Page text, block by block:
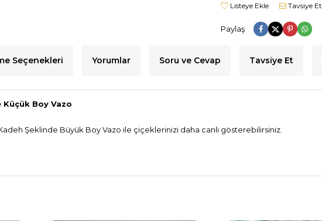
Listeye Ekle Tavsiye Et
Paylaş
Seçenekleri Yorumlar Soru ve Cevap Tavsiye Et
Küçük Boy Vazo
Şeklinde Büyük Boy Vazo ile çiçeklerinizi daha canlı gösterebilirsiniz.